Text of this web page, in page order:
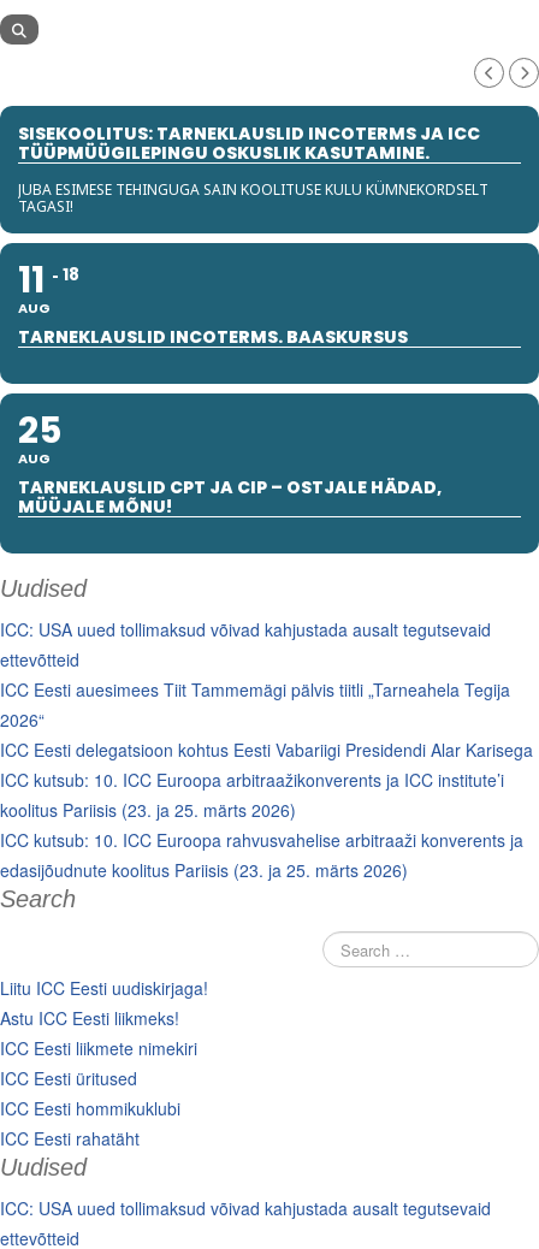
SISEKOOLITUS: TARNEKLAUSLID INCOTERMS JA ICC
TÜÜPMÜÜGILEPINGU OSKUSLIK KASUTAMINE.
JUBA ESIMESE TEHINGUGA SAIN KOOLITUSE KULU KÜMNEKORDSELT
TAGASI!
11
AUG
18
TARNEKLAUSLID INCOTERMS. BAASKURSUS
25
AUG
TARNEKLAUSLID CPT JA CIP – OSTJALE HÄDAD,
MÜÜJALE MÕNU!
Uudised
ICC: USA uued tollimaksud võivad kahjustada ausalt tegutsevaid
ettevõtteid
ICC Eesti auesimees Tiit Tammemägi pälvis tiitli „Tarneahela Tegija
2026“
ICC Eesti delegatsioon kohtus Eesti Vabariigi Presidendi Alar Karisega
ICC kutsub: 10. ICC Euroopa arbitraažikonverents ja ICC institute’i
koolitus Pariisis (23. ja 25. märts 2026)
ICC kutsub: 10. ICC Euroopa rahvusvahelise arbitraaži konverents ja
edasijõudnute koolitus Pariisis (23. ja 25. märts 2026)
Search
Liitu ICC Eesti uudiskirjaga!
Astu ICC Eesti liikmeks!
ICC Eesti liikmete nimekiri
ICC Eesti üritused
ICC Eesti hommikuklubi
ICC Eesti rahatäht
Uudised
ICC: USA uued tollimaksud võivad kahjustada ausalt tegutsevaid
ettevõtteid